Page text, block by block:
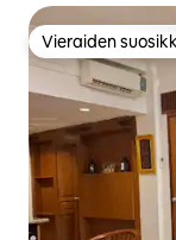
Vieraiden
Vieraiden